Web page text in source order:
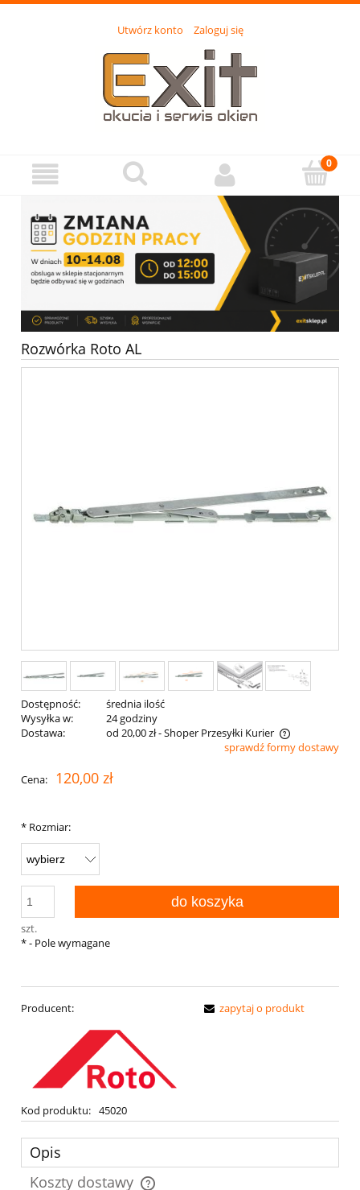
Utwórz konto Zaloguj się
Rozwórka Roto AL
Dostępność:
średnia ilość
Wysyłka w:
24 godziny
Dostawa:
od 20,00 zł- Shoper Przesyłki Kurier
Cena nie zawiera ewentualnych kosztów płatnościsprawdź formy dostawy
Cena: 120,00 zł
* Rozmiar:
szt.
do koszyka
*- Pole wymagane
Producent:
Kod produktu: 45020
zapytaj o produkt
Opis
Koszty dostawy